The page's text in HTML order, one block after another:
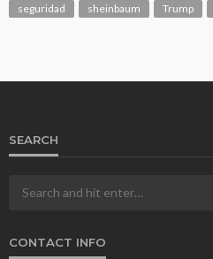
seguridad
sheinbaum Trump
SEARCH
CONTACT INFO